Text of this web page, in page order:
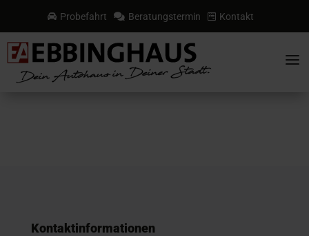
 Probefahrt  Beratungstermin  Kontakt
a
Kontaktinformationen